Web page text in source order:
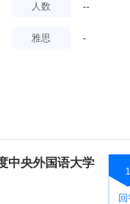
人数 --
雅思 -
中央外国语大学
1